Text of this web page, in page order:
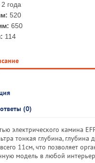
2 года
520
650
114
(0)
электрического камина
тонкая глубина,
11см, что позволяет
модель в любой